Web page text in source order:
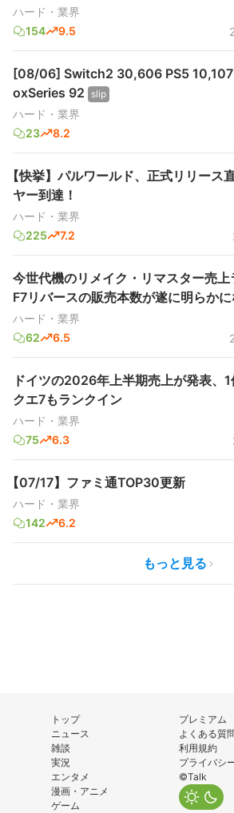
ハード・業界
154
9.5
[08/06] Switch2 30,606 PS5
oxSeries 92
slip
ハード・業界
23
8.2
【快挙】パルワールド、正式リリース
ヤー到達！
ハード・業界
225
7.2
今世代機のリメイク・リマスター売
F7リバースの販売本数が遂に明らか
ハード・業界
62
6.5
ドイツの2026年上半期売上が発表、
クエ7もランクイン
ハード・業界
75
6.3
【07/17】ファミ通TOP30更新
ハード・業界
142
6.2
もっと見る
トップ
ニュース
雑談
実況
エンタメ
漫画・アニメ
ゲーム
プレミアム
よくある質
利用規約
プライバシ
©Talk